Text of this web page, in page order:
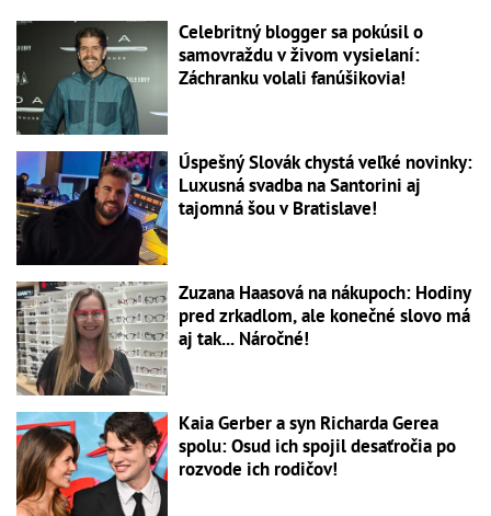
Celebritný blogger sa pokúsil o
samovraždu v živom vysielaní:
Záchranku volali fanúšikovia!
Úspešný Slovák chystá veľké novinky:
Luxusná svadba na Santorini aj
tajomná šou v Bratislave!
Zuzana Haasová na nákupoch: Hodiny
pred zrkadlom, ale konečné slovo má
aj tak... Náročné!
Kaia Gerber a syn Richarda Gerea
spolu: Osud ich spojil desaťročia po
rozvode ich rodičov!